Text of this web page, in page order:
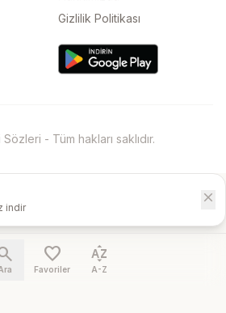
Gizlilik Politikası
- Tüm hakları saklıdır.
indir
close
favorite
Favoriler
sort_by_alpha
A-Z